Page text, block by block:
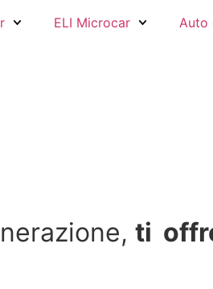
ELI Microcar Auto
ti